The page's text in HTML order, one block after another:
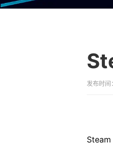
发布时间：
Steam